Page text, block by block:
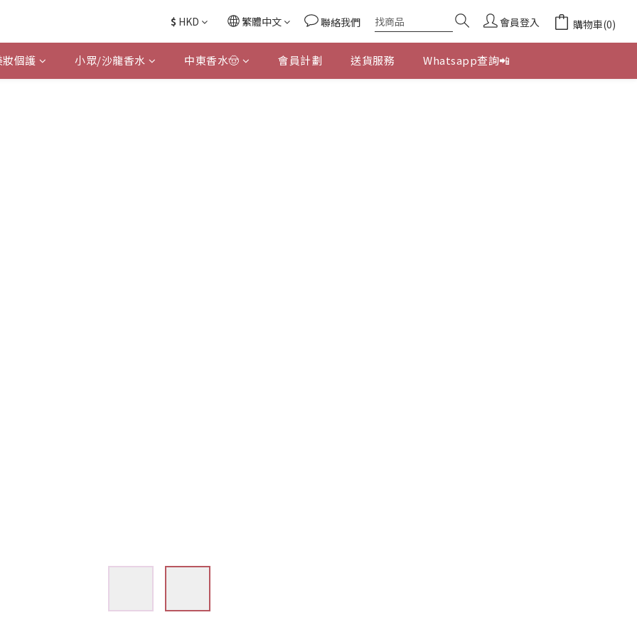
$ HKD 繁體中文 聯絡我們 會員登入 購物車(0)
妝個護 小眾/沙龍香水 中東香水🤠 會員計劃 送貨服務 Whatsapp查詢📲